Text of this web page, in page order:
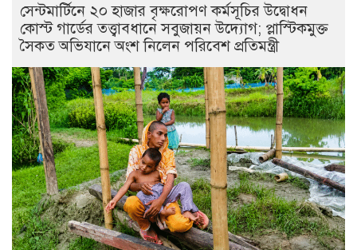
সেন্টমার্টিনে ২০ হাজার বৃক্ষরোপণ কর্মসূচির উদ্বোধন
কোস্ট গার্ডের তত্ত্বাবধানে সবুজায়ন উদ্যোগ; প্লাস্টিকমুক্ত
সৈকত অভিযানে অংশ নিলেন পরিবেশ প্রতিমন্ত্রী